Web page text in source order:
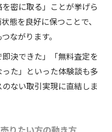
密に取る」ことが挙げら
態を良好に保つことで、
ながります。
決できた」「無料査定を
た」といった体験談も多
ない取引実現に直結しま